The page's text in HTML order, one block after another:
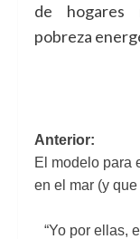
de hogares
pobreza
de
entradas
Anterior:
El modelo para
en el mar (y
“Yo por ellas,